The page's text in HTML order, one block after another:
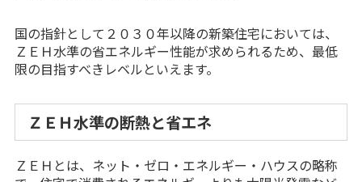
国の指針として２０３０年以降の新築住宅においては、
ＺＥＨ水準の省エネルギー性能が求められるため、最低
限の目指すべきレベルといえます。
ＺＥＨ水準の断熱と省エネ
ＺＥＨとは、ネット・ゼロ・エネルギー・ハウスの略称